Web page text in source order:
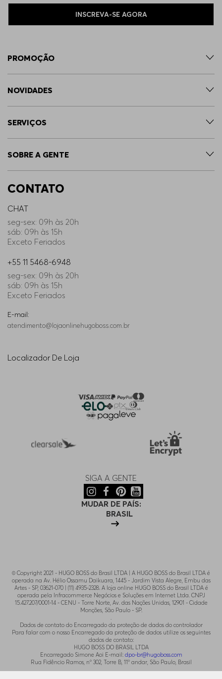
INSCREVA-SE AGORA
PROMOÇÃO
NOVIDADES
SERVIÇOS
SOBRE A GENTE
CONTATO
CHAT
seg-sex: 09h às 20h
sáb: 09h às 15h
Exceto Feriados
+55 11 5468-6948
seg-sex: 09h às 20h
sáb: 09h às 15h
Exceto Feriados
E-mail:
atendimento@lojaonlinehugoboss.com.br
Localizador De Loja
SIGA A GENTE
MUDAR DE PAÍS:
BRASIL
© Copyright 2021 - HUGO BOSS do Brasil LTDA | A HUGO BOSS do Brasil LTDA é
operada na Av. Hélio Ossamu Daikuara, 1445 - Jardim Vista Alegre, Embu das
Artes - SP, 03621-070 | (11) 4935-2328. A loja online HUGO BOSS do Brasil LTDA é
operada pela Infracommerce Negócios e Soluções em Internet Ltda. CNPJ
15.427.207/0001-14 - CENU - Torre Norte, Av. das Nações Unidas, 12901 - Cidade
Monções, São Paulo - SP.
.
Dados de contato do Encarregado da proteção de dados do controlador
Para falar com o nosso Encarregado da proteção de dados utilize os seguintes
dados de contato:
HUGO BOSS DO BRASIL LTDA
Encarregado Simone Aoi E-mail: dpo-br@hugoboss.com
Rua Fidêncio Ramos, n° 302, Torre B, 11° andar, São Paulo, Brasil